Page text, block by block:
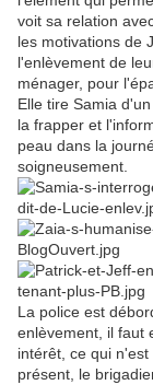
voit sa relation
les motivations de
l'enlèvement de
ménager, pour
Elle tire Samia
la frapper et
peau dans la
soigneusement.
La police est
enlèvement, il faut
intérêt, ce qui
présent, le